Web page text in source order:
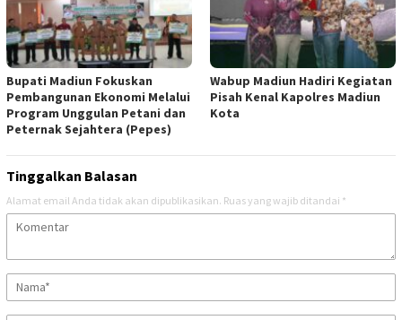
Bupati Madiun Fokuskan
Pembangunan Ekonomi Melalui
Program Unggulan Petani dan
Peternak Sejahtera (Pepes)
Wabup Madiun Hadiri Kegiatan
Pisah Kenal Kapolres Madiun
Kota
Tinggalkan Balasan
Alamat email Anda tidak akan dipublikasikan. Ruas yang wajib ditandai *